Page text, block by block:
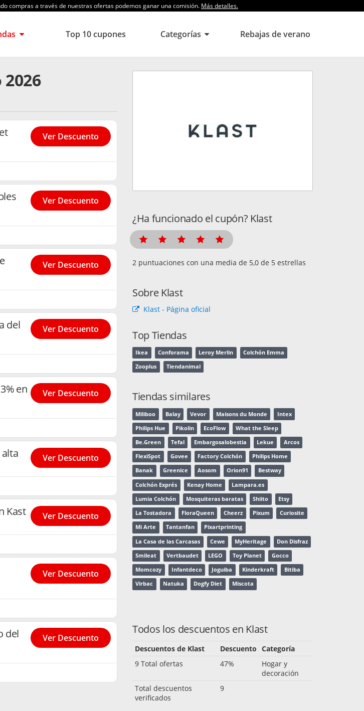
compras a través de nuestras ofertas podemos ganar una comisión. Más detalles.
Top 10 cupones Categorías Rebajas de verano
Ver Descuento
Ver Descuento
Ver Descuento
del
Ver Descuento
en
Ver Descuento
Ver Descuento
Kast Ver Descuento
Ver Descuento
del
Ver Descuento
¿Ha funcionado el cupón? Klast
puntuaciones con una media de de 5 estrellas
Sobre Klast
Klast - Página oficial
Top Tiendas
Ikea Conforama Leroy Merlin Colchón Emma
Zooplus Tiendanimal
Tiendas similares
Miliboo Balay Vevor Maisons du Monde Intex
Philips Hue Pikolin EcoFlow What the Sleep
Be.Green Tefal Embargosalobestia Lekue Arcos
FlexiSpot Govee Factory Colchón Philips Home
Banak Greenice Aosom Orion91 Bestway
Colchón Exprés Kenay Home Lampara.es
Lumia Colchón Mosquiteras baratas Shiito Etsy
La Tostadora FloraQueen Cheerz Pixum Curiosite
Mi Arte Tantanfan Pixartprinting
La Casa de las Carcasas Cewe MyHeritage Don Disfraz
Smileat Vertbaudet LEGO Toy Planet Gocco
Momcozy Infantdeco Joguiba Kinderkraft Bitiba
Virbac Natuka Dogfy Diet Miscota
Todos los descuentos en Klast
Descuentos de Klast Descuento Categoría
9 Total ofertas
47%
Hogar y
decoración
Total descuentos
verificados
9